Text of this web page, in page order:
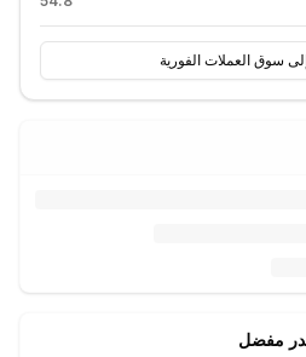
سوق العملات الفورية